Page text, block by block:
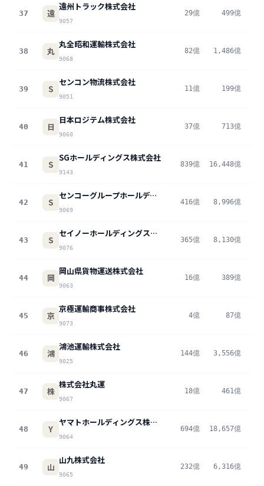
37 遠
遠州トラック株式会社
9057
29億 499億
38 丸
丸全昭和運輸株式会社
9068
82億 1,486億
39 S
センコン物流株式会社
9051
11億 199億
40 日
日本ロジテム株式会社
9060
37億 713億
41 S
SGホールディングス株式会社
9143
839億 16,448億
42 S
センコーグループホールディングス株式会社
9069
416億 8,996億
43 S
セイノーホールディングス株式会社
9076
365億 8,130億
44 岡
岡山県貨物運送株式会社
9063
16億 389億
45 京
京極運輸商事株式会社
9073
4億 87億
46 鴻
鴻池運輸株式会社
9025
144億 3,556億
47 株
株式会社丸運
9067
18億 461億
48 Y
ヤマトホールディングス株式会社
9064
694億 18,657億
49 山
山九株式会社
9065
232億 6,316億